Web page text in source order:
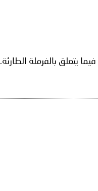
يتعلق بالفرملة الطارئة.